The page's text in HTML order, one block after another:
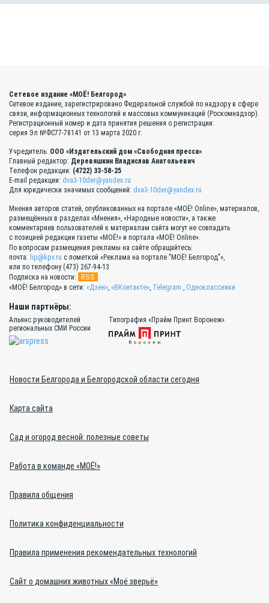
Сетевое издание «МОЁ! Белгород»
Сетевое издание, зарегистрировано Федеральной службой по надзору в сфере
связи, информационных технологий и массовых коммуникаций (Роскомнадзор).
Регистрационный номер и дата принятия решения о регистрации:
серия Эл №ФС77-78141 от 13 марта 2020 г.
Учредитель: ООО «Издательский дом «Свободная пресса»
Главный редактор: Деревяшкин Владислав Анатольевич
Телефон редакции: (4722) 33-58-25
E-mail редакции: dva3-10der@yandex.ru
Для юридически значимых сообщений: dva3-10der@yandex.ru
Мнения авторов статей, опубликованных на портале «МОЁ! Online», материалов,
размещённых в разделах «Мнения», «Народные новости», а также
комментариев пользователей к материалам сайта могут не совпадать
с позицией редакции газеты «МОЁ!» и портала «МОЁ! Online».
По вопросам размещения рекламы на сайте обращайтесь:
почта: lip@kpv.ru с пометкой «Реклама на портале "МОЁ! Белгород"»,
или по телефону (473) 267-94-13
Подписка на новости:
RSS
«МОЁ! Белгород» в сети: «Дзен», «ВКонтакте», Telegram , Одноклассники
Наши партнёры:
Альянс руководителей
региональных СМИ России
Типография «Прайм Принт Воронеж»
Новости Белгорода и Белгородской области сегодня
Карта сайта
Сад и огород весной: полезные советы
Работа в команде «МОЁ!»
Правила общения
Политика конфиденциальности
Правила применения рекомендательных технологий
Сайт о домашних животных «Моё зверьё»